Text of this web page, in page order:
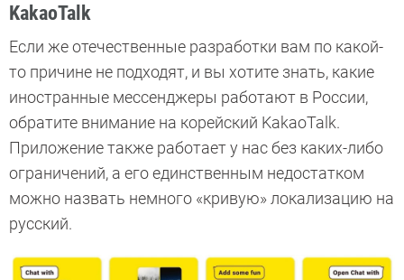
KakaoTalk
Если же отечественные разработки вам по какой-
то причине не подходят, и вы хотите знать, какие
иностранные мессенджеры работают в России,
обратите внимание на корейский KakaoTalk.
Приложение также работает у нас без каких-либо
ограничений, а его единственным недостатком
можно назвать немного «кривую» локализацию на
русский.